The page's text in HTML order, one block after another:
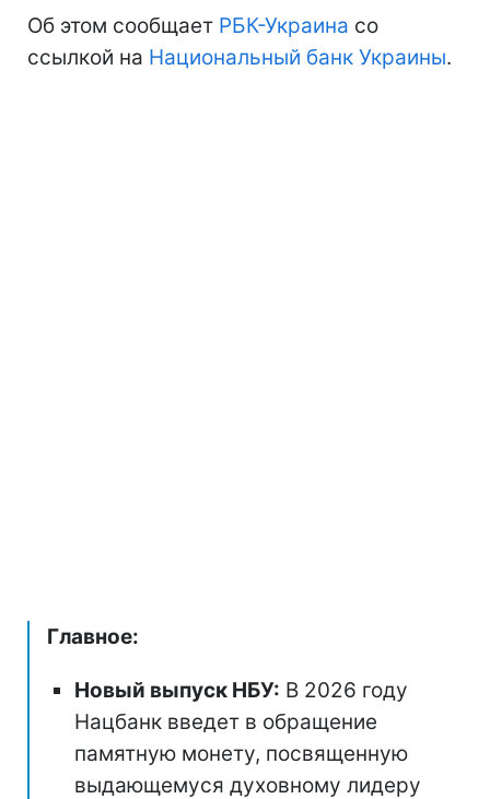
Об этом сообщает РБК-Украина со
ссылкой на Национальный банк Украины.
Главное:
Новый выпуск НБУ: В 2026 году
Нацбанк введет в обращение
памятную монету, посвященную
выдающемуся духовному лидеру